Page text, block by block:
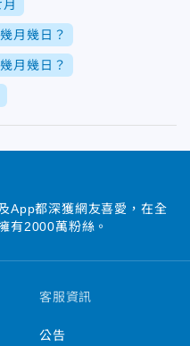
月幾日？
月幾日？
App都深獲網友喜愛，在全
有2000萬粉絲。
客服資訊
公告